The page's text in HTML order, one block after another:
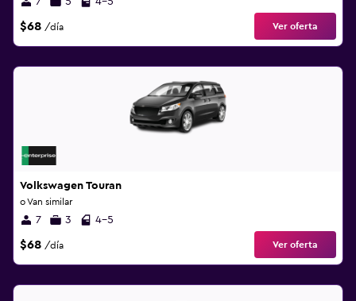
$68 /día Ver oferta
Volkswagen Touran
o Van similar
7 3 4-5
$68 /día Ver oferta